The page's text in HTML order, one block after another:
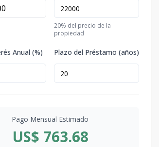
20% del precio de la
propiedad
Anual (%) Plazo del Préstamo (años)
Pago Mensual Estimado
US$ 763.68